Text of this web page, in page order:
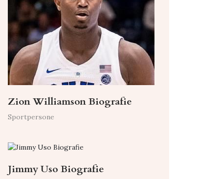
Zion Williamson Biografie
Sportpersone
Jimmy Uso Biografie